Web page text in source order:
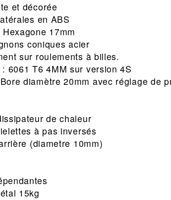
et décorée
en ABS
17mm
coniques acier
sur roulements à billes.
6061 T6 4MM sur version 4S
diamètre 20mm avec réglage de
de chaleur
à pas inversés
(diametre 10mm)
15kg